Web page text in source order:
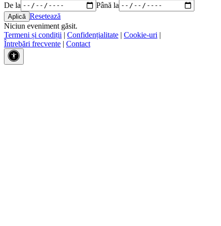
De la
Până la
Resetează
Niciun eveniment găsit.
Termeni și condiții | Confidențialitate | Cookie-uri |
Întrebări frecvente | Contact